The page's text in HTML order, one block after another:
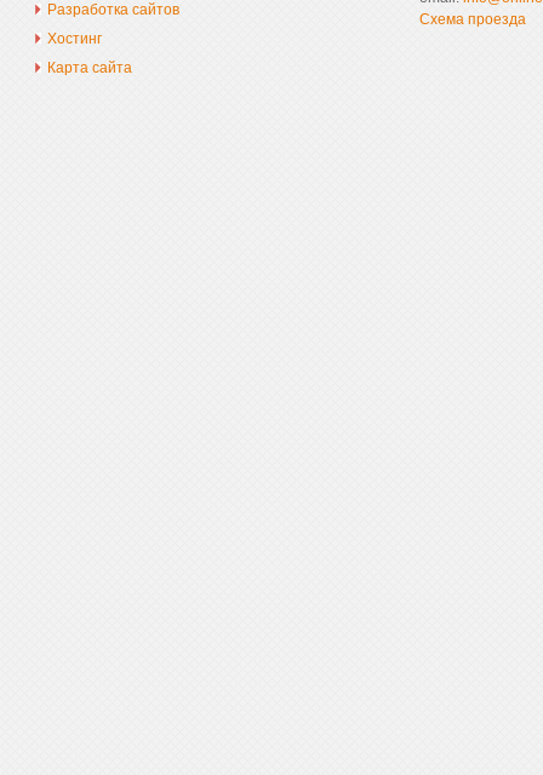
Разработка сайтов
Хостинг
Карта сайта
Схема проезда